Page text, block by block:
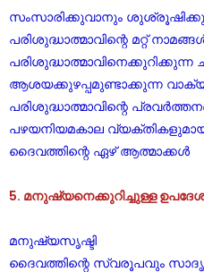
സംസാരിക്കുവാനും
പരിശുദ്ധാത്മാവിന്റെ മറ്റ്
പരിശുദ്ധാത്മാവിനെക്കുറിക്കുന്ന
ആശയക്കുഴപ്പമുണ്ടാക്കുന്ന വാക്യം
പരിശുദ്ധാത്മാവിന്റെ
പഴയനിയമകാല
ദൈവത്തിന്റെ ഏഴ് ആത്മാക്കൾ
5. മനുഷ്യനെക്കുറിച്ചുള്ള
മനുഷ്യസൃഷ്ടി
ദൈവത്തിന്റെ സ്വരൂപവും